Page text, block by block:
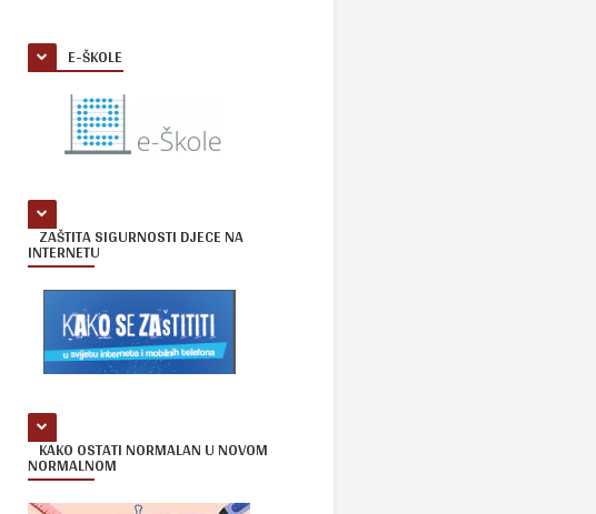
E-ŠKOLE
ZAŠTITA SIGURNOSTI DJECE NA
INTERNETU
KAKO OSTATI NORMALAN U NOVOM
NORMALNOM